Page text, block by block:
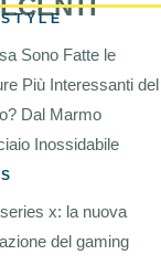
Sono Fatte le
Più Interessanti del
Dal Marmo
Inossidabile
x: la nuova
del gaming